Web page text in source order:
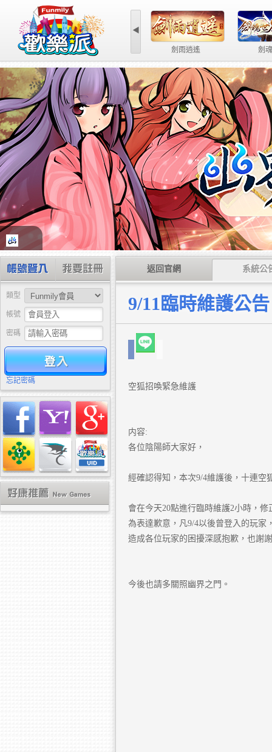
◀
第三世紀
類型
帳號
密碼
驗證
忘記密碼
返回官網 系統公
9/11臨時維護公告
空狐招喚緊急維護
内容:
各位陰陽師大家好，
經確認得知，本次9/4維護後，十連空
會在今天20點進行臨時維護2小時，修
為表達歉意，凡9/4以後曾登入的玩家
造成各位玩家的困擾深感抱歉，也謝
今後也請多關照幽界之門。